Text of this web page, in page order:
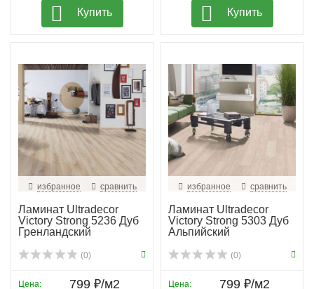
Купить Купить
избранное сравнить
Ламинат Ultradecor
Victory Strong 5236 Дуб
Гренландский
(0)
Цена: 799 ₽/м2
избранное сравнить
Ламинат Ultradecor
Victory Strong 5303 Дуб
Альпийский
(0)
Цена: 799 ₽/м2